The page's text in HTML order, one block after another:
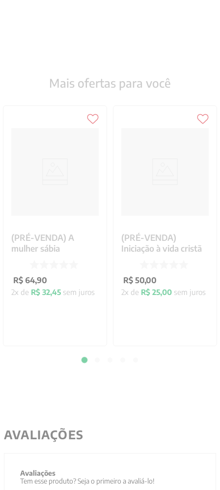
Mais ofertas para você
(PRÉ-VENDA) A
mulher sábia
R$ 64,90
2x de R$ 32,45 sem juros
(PRÉ-VENDA)
Iniciação à vida cristã
R$ 50,00
2x de R$ 25,00 sem juros
AVALIAÇÕES
Avaliações
Tem esse produto? Seja o primeiro a avaliá-lo!